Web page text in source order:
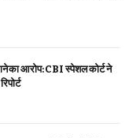
का आरोप: CBI स्पेशल कोर्ट ने